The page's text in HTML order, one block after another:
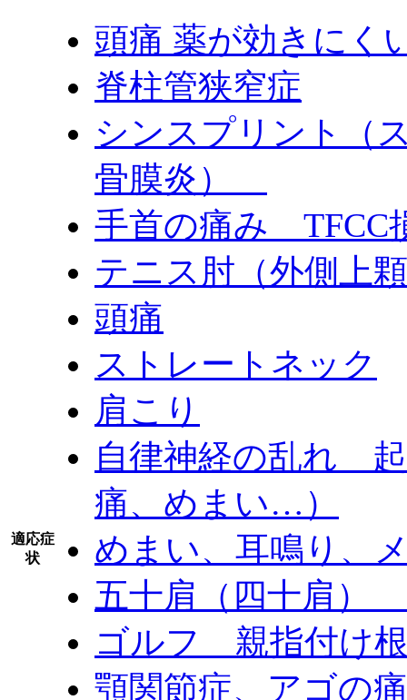
適応症
状
頭痛 薬が効きに
脊柱管狭窄症
シンスプリント（
骨膜炎）
手首の痛み
テニス肘（外側
頭痛
ストレートネック
肩こり
自律神経の乱れ
痛、めまい…）
めまい、耳鳴り、
五十肩（四十肩
ゴルフ 親指付け
顎関節症、アゴの